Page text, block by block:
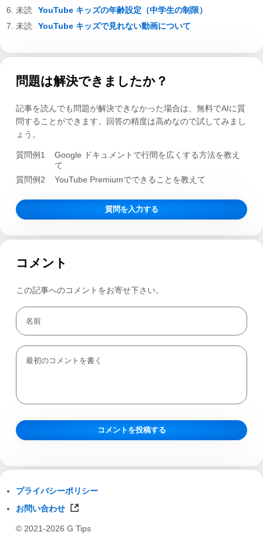
YouTube キッズの年齢設定（中学生の制限）
YouTube キッズで見れない動画について
問題は解決できましたか？
記事を読んでも問題が解決できなかった場合は、無料でAIに質
問することができます。回答の精度は高めなので試してみまし
ょう。
質問例1
Google ドキュメントで行間を広くする方法を教え
て
質問例2
YouTube Premiumでできることを教えて
質問を入力する
コメント
この記事へのコメントをお寄せ下さい。
プライバシーポリシー
お問い合わせ
© 2021-2026 G Tips